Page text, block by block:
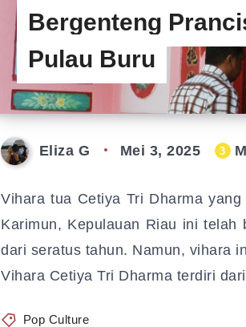
Bergenteng
Pulau Buru
Eliza G Mei 3, 2025 3
Vihara tua Cetiya Tri Dharma
Karimun, Kepulauan Riau ini
dari seratus tahun. Namun, vihara
Vihara Cetiya Tri Dharma terdiri
Pop Culture